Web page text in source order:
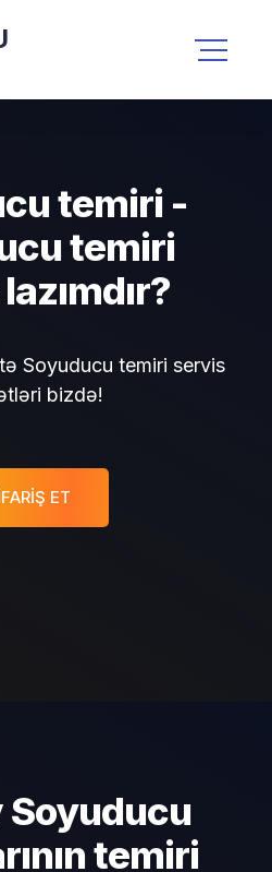
temiri -
temiri
Soyuducu temiri servis
bizdə!
ET
Soyuducu
temiri